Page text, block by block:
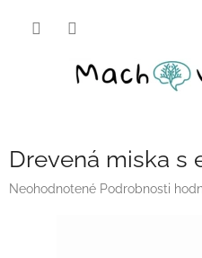
Drevená miska s
Priemerné
Neohodnotené Podrobnosti